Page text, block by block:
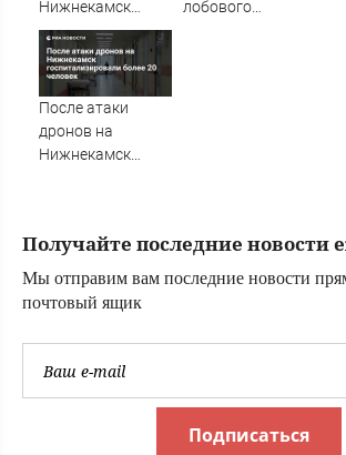
Нижнекамск
оказались
иностранцы
лобового
После атаки
дронов на
Нижнекамск
Получайте последние новости
Мы отправим вам последние новости
почтовый ящик
Подписаться